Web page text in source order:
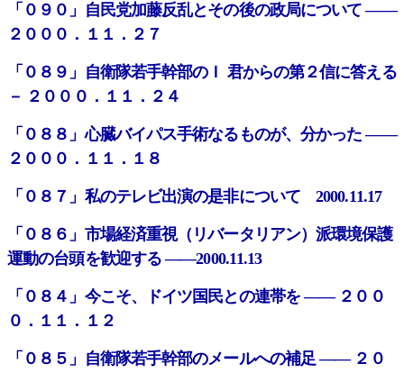
「０９０」自民党加藤反乱とその後の政局について ――
２０００．１１．２７
「０８９」自衛隊若手幹部のＩ 君からの第２信に答える
－ ２０００．１１．２４
「０８８」心臓バイパス手術なるものが、分かった ――
２０００．１１．１８
「０８７」私のテレビ出演の是非について 2000.11.17
「０８６」市場経済重視（リバータリアン）派環境保護
運動の台頭を歓迎する ――2000.11.13
「０８４」今こそ、ドイツ国民との連帯を ―― ２００
０．１１．１２
「０８５」自衛隊若手幹部のメールへの補足 ―― ２０